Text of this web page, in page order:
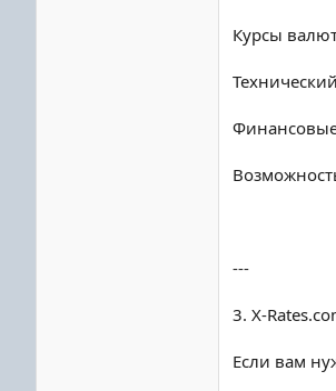
Курсы
---
3. X-
Если вам